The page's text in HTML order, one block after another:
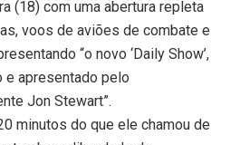
(18) com uma abertura repleta
voos de aviões de combate e
“o novo ‘Daily Show’,
e apresentado pelo
Jon Stewart”.
minutos do que ele chamou de